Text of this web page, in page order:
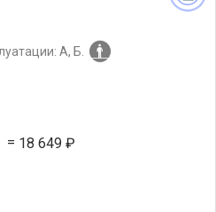
А, Б.
= 18 649 ₽